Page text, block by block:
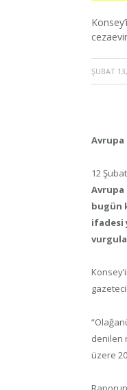
ŞUBAT
Avrupa
12
Avrupa
bugün
ifadesi
denilen
üzere